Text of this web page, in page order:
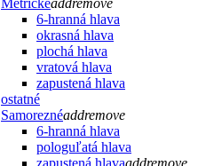
6-hranná hlava
okrasná hlava
plochá hlava
vratová hlava
zapustená hlava
ostatné
Samoreznéaddremove
6-hranná hlava
pologuľatá hlava
zapustená hlavaaddremove